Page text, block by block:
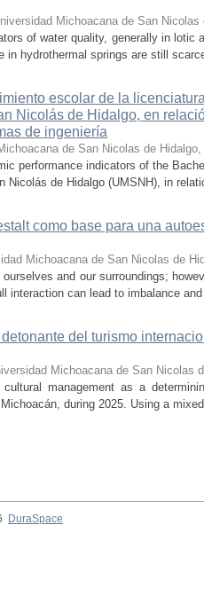
Michoacana de San Nicolas
of water quality, generally in
in hydrothermal springs are still
escolar de la
Nicolás de Hidalgo, en
de ingeniería
de San Nicolas de Hidalgo,
performance indicators of the
Nicolás de Hidalgo (UMSNH), in
como base para una
Michoacana de San Nicolas de
and our surroundings;
interaction can lead to imbalance
del turismo
Michoacana de San Nicolas
management as a
during 2025. Using a
DuraSpace